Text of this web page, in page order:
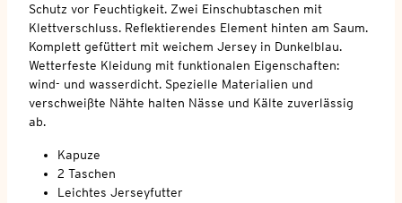
Schutz vor Feuchtigkeit. Zwei Einschubtaschen mit
Klettverschluss. Reflektierendes Element hinten am Saum.
Komplett gefüttert mit weichem Jersey in Dunkelblau.
Wetterfeste Kleidung mit funktionalen Eigenschaften:
wind- und wasserdicht. Spezielle Materialien und
verschweißte Nähte halten Nässe und Kälte zuverlässig
ab.
Kapuze
2 Taschen
Leichtes Jerseyfutter